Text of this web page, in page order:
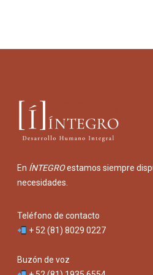
En ÍNTEGROestamos siempre
necesidades.
Teléfono de contacto
+ 52 (81) 8029 0227
Buzón de voz